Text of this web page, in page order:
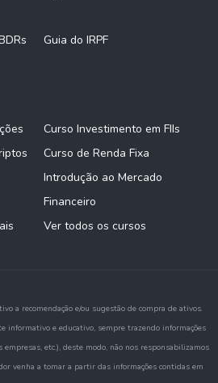
Guia do IRPF
Curso Investimento em FIIs
Curso de Renda Fixa
Introdução ao Mercado
Financeiro
Ver todos os cursos
a recomendação e/ou sugestão de compra de ativos.
informativo e educativo, sempre trazendo informações
etc.), deste modo, não nos responsabilizamos
venha a tomar a partir das informações contidas em